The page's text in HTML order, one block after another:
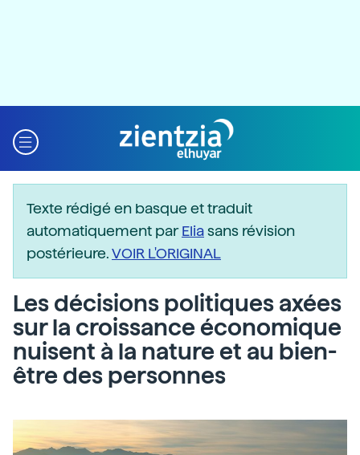
Texte rédigé en basque et traduit
automatiquement parEliasans révision
postérieure.VOIR L'ORIGINAL
Les décisions politiques axées
sur la croissance économique
nuisent à la nature et au bien-
être des personnes